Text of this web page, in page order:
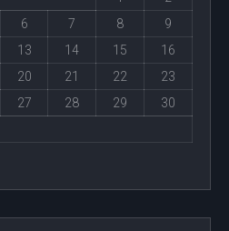
6 7 8
9
13 14 15
16
20 21 22
23
27 28 29
30